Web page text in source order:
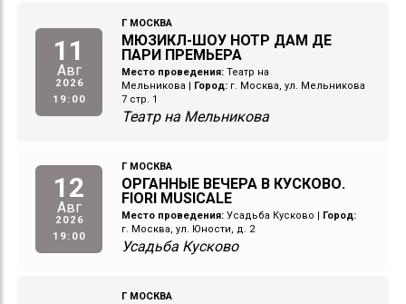
11
Авг
2026
19:00
Г МОСКВА
МЮЗИКЛ-ШОУ НОТР ДАМ ДЕ
ПАРИ ПРЕМЬЕРА
Место проведения: Театр на
Мельникова
Город: г. Москва, ул. Мельникова
7 стр. 1
Театр на Мельникова
12
Авг
2026
19:00
Г МОСКВА
ОРГАННЫЕ ВЕЧЕРА В КУСКОВО.
FIORI MUSICALE
Место проведения: Усадьба Кусково
Город:
г. Москва, ул. Юности, д. 2
Усадьба Кусково
Г МОСКВА